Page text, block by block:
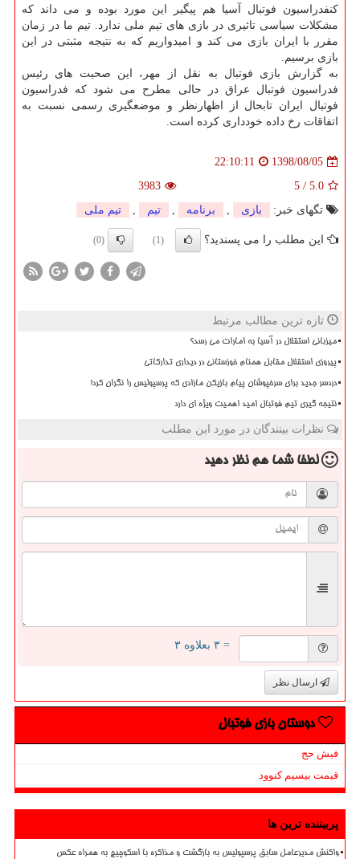
كنفدراسیون فوتبال آسیا هم پیگیر این مورد بوده و می داند كه
مشكلات سیاسی تاثیری در بازی های تیم ملی ندارد. تیم ما در زمان
مقرر با ایران بازی می كند و امیدواریم كه به نتیجه مثبتی در این
بازی برسیم.
به گزارش بازی فوتبال به نقل از مهر، این صحبت های رئیس
فدراسیون فوتبال عراق در حالی مطرح می شود كه فدراسیون
فوتبال ایران تابحال از اظهارنظر و موضعگیری رسمی نسبت به
اتفاقات رخ داده خودداری كرده است.
1398/08/05
22:10:11
5.0
/
5
3983
تگهای خبر:
بازی , برنامه , تیم , تیم ملی
این مطلب را می پسندید؟ (1)
(0)
تازه ترین مطالب مرتبط
میزبانی استقلال در آسیا به امارات می رسد؟
پیروزی استقلال مقابل همنام خوزستانی در دیداری تدارکاتی
دردسر جدید برای سرخپوشان پیام بازیکن مازادی که پرسپولیس را نگران کرد!
نتیجه گیری تیم فوتبال امید اهمیت ویژه ای دارد
نظرات بینندگان در مورد این مطلب
لطفا شما همنظر دهید
= ۳ بعلاوه ۳
ارسال نظر
دوستان بازی فوتبال
فیش حج
قیمت بیسیم کنوود
پربیننده ترین ها
واکنش مدیرعامل سابق پرسپولیس به بازگشت و مذاکره با اسکوچیچ به همراه عکس